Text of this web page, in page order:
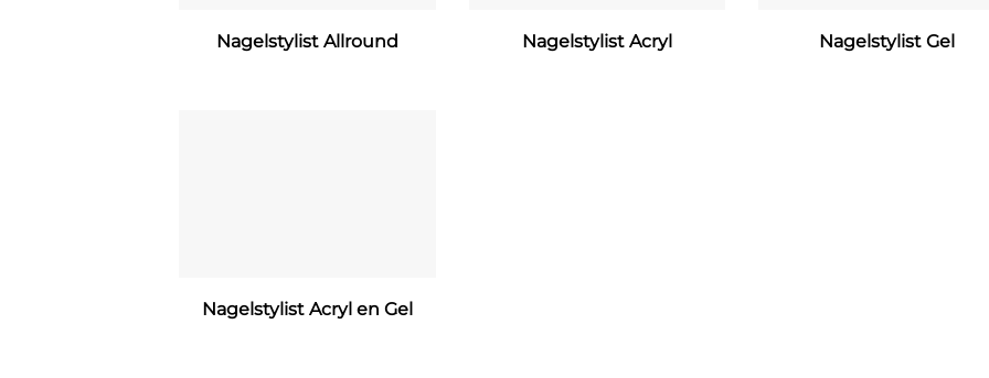
Nagelstylist Allround Nagelstylist Acryl Nagelstylist Gel
Nagelstylist Acryl en Gel